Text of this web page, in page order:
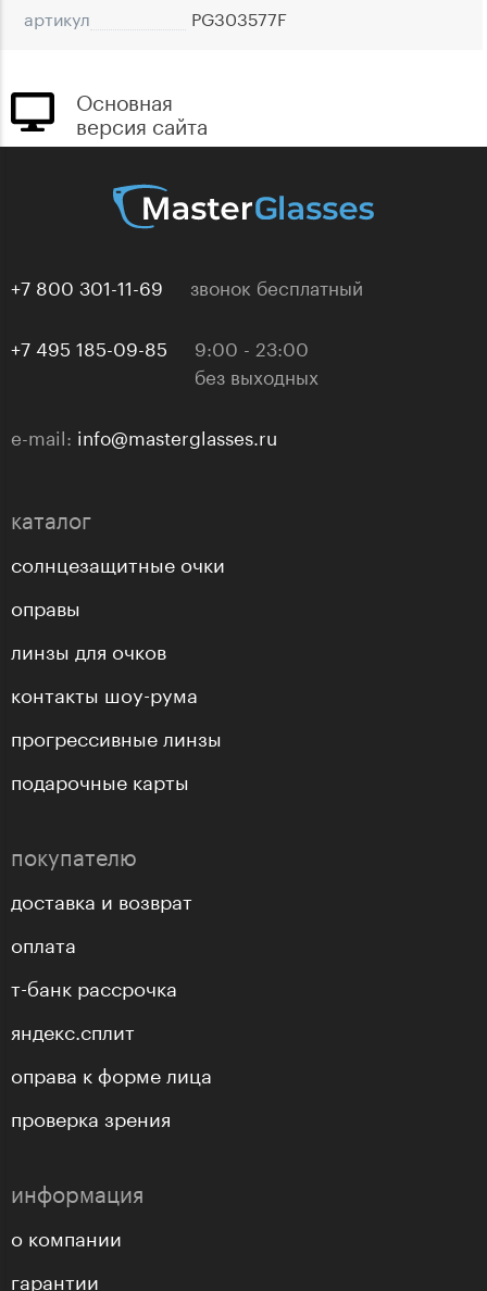
артикул
PG303577F
Основная
версия сайта
+7 800 301-11-69 звонок бесплатный
+7 495 185-09-85
9:00 - 23:00
без выходных
e-mail: info@masterglasses.ru
каталог
солнцезащитные очки
оправы
линзы для очков
контакты шоу-рума
прогрессивные линзы
подарочные карты
покупателю
доставка и возврат
оплата
т-банк рассрочка
яндекс.сплит
оправа к форме лица
проверка зрения
информация
о компании
гарантии